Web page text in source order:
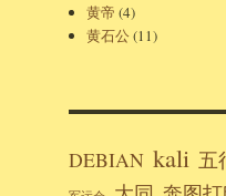
黄帝 (4)
黄石公(11)
DEBIAN kali 五